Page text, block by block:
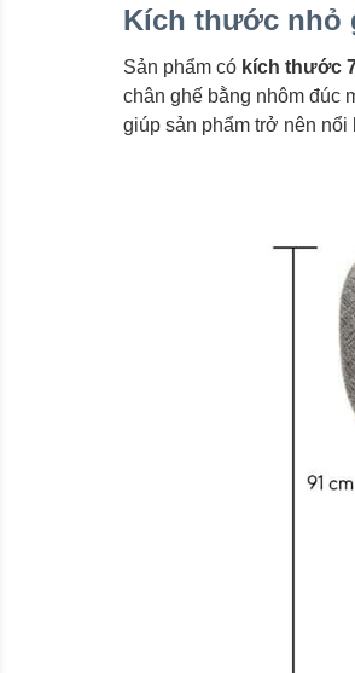
Kích thước nhỏ
Sản phẩm có kích thước
chân ghế bằng nhôm đúc
giúp sản phẩm trở nên nổi